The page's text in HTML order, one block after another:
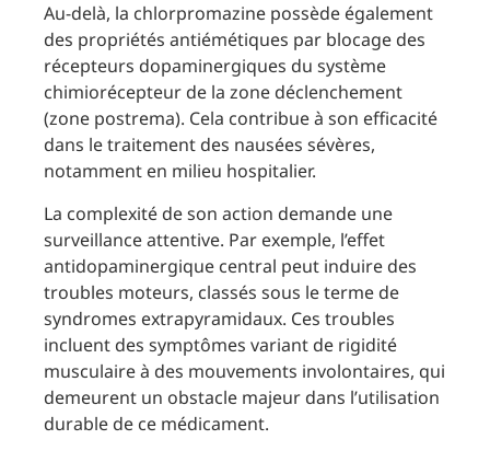
Au-delà, la chlorpromazine possède également
des propriétés antiémétiques par blocage des
récepteurs dopaminergiques du système
chimiorécepteur de la zone déclenchement
(zone postrema). Cela contribue à son efficacité
dans le traitement des nausées sévères,
notamment en milieu hospitalier.
La complexité de son action demande une
surveillance attentive. Par exemple, l’effet
antidopaminergique central peut induire des
troubles moteurs, classés sous le terme de
syndromes extrapyramidaux. Ces troubles
incluent des symptômes variant de rigidité
musculaire à des mouvements involontaires, qui
demeurent un obstacle majeur dans l’utilisation
durable de ce médicament.